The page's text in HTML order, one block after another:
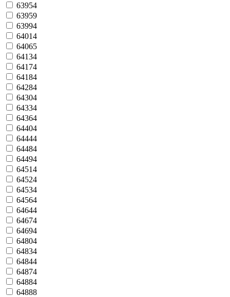
63954
63959
63994
64014
64065
64134
64174
64184
64284
64304
64334
64364
64404
64444
64484
64494
64514
64524
64534
64564
64644
64674
64694
64804
64834
64844
64874
64884
64888